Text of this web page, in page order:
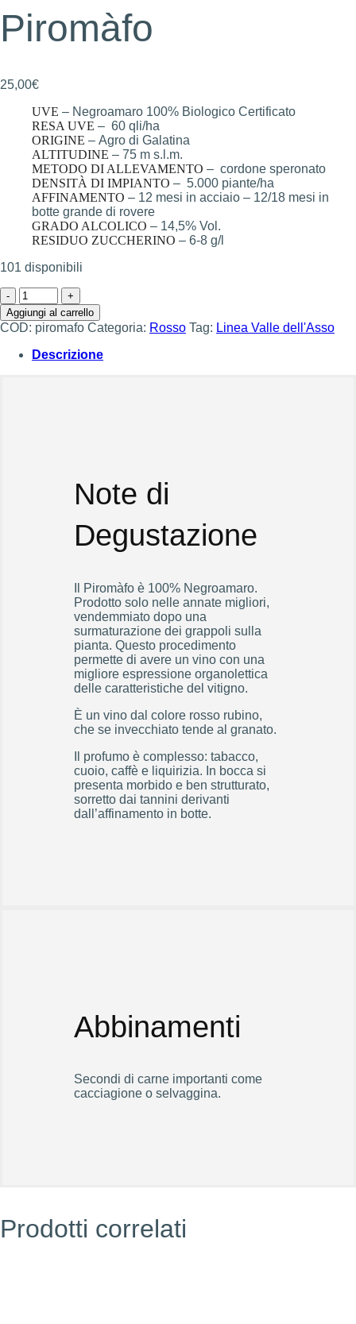
Piromàfo
25,00€
UVE – Negroamaro 100% Biologico Certificato
RESA UVE – 60 qli/ha
ORIGINE – Agro di Galatina
ALTITUDINE – 75 m s.l.m.
METODO DI ALLEVAMENTO – cordone speronato
DENSITÀ DI IMPIANTO – 5.000 piante/ha
AFFINAMENTO – 12 mesi in acciaio – 12/18 mesi in
botte grande di rovere
GRADO ALCOLICO – 14,5% Vol.
RESIDUO ZUCCHERINO – 6-8 g/l
101 disponibili
Piromàfo
quantità
Aggiungi al carrello
COD: piromafo Categoria: Rosso Tag: Linea Valle dell'Asso
Descrizione
Note di
Degustazione
Il Piromàfo è 100% Negroamaro.
Prodotto solo nelle annate migliori,
vendemmiato dopo una
surmaturazione dei grappoli sulla
pianta. Questo procedimento
permette di avere un vino con una
migliore espressione organolettica
delle caratteristiche del vitigno.
È un vino dal colore rosso rubino,
che se invecchiato tende al granato.
Il profumo è complesso: tabacco,
cuoio, caffè e liquirizia. In bocca si
presenta morbido e ben strutturato,
sorretto dai tannini derivanti
dall’affinamento in botte.
Abbinamenti
Secondi di carne importanti come
cacciagione o selvaggina.
Prodotti correlati